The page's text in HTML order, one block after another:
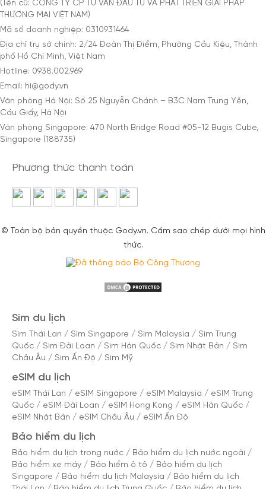
(Tên cũ: CÔNG TY CP TƯ VẤN ĐẦU TƯ VÀ PHÁT TRIỂN GIẢI PHÁP
THƯƠNG MẠI VIỆT NAM)
Mã số doanh nghiệp: 0310931464
Địa chỉ trụ sở chính: 2/24 Đoàn Thị Điểm, Phường Cầu Kiệu, Thành
phố Hồ Chí Minh, Việt Nam
Hotline: 0938.002.969
Email: hi@gody.vn
Văn phòng Hà Nội: Số 25 Nguyễn Chánh – B3C Nam Trung Yên,
Cầu Giấy, Hà Nội
Văn phòng Singapore: 470 North Bridge Road #05-12 Bugis Cube,
Singapore (188735)
Phương thức thanh toán
© Toàn bộ bản quyền thuộc Gody.vn. Cấm sao chép dưới mọi hình
thức.
Sim du lịch
Sim Thái Lan / Sim Singapore / Sim Malaysia / Sim Trung
Quốc / Sim Đài Loan / Sim Hàn Quốc / Sim Nhật Bản / Sim
Châu Âu / Sim Ấn Độ / Sim Mỹ
eSIM du lịch
eSIM Thái Lan / eSIM Singapore / eSIM Malaysia / eSIM Trung
Quốc / eSIM Đài Loan / eSIM Hong Kong / eSIM Hàn Quốc /
eSIM Nhật Bản / eSIM Châu Âu / eSIM Ấn Độ
Bảo hiểm du lịch
Bảo hiểm du lịch trong nước / Bảo hiểm du lịch nước ngoài /
Bảo hiểm xe máy / Bảo hiểm ô tô / Bảo hiểm du lịch
Singapore / Bảo hiểm du lịch Malaysia / Bảo hiểm du lịch